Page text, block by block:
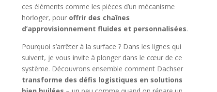
ces éléments comme les pièces d’un mécanisme
horloger, pour offrir des chaînes
d’approvisionnement fluides et personnalisées.
Pourquoi s’arrêter à la surface ? Dans les lignes qui
suivent, je vous invite à plonger dans le cœur de ce
système. Découvrons ensemble comment Dachser
transforme des défis logistiques en solutions